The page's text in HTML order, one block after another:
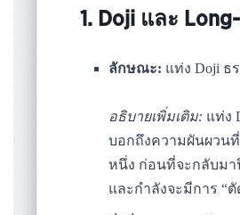
1. Doji และ
ลักษณะ: แท่ง Doji ธ
อธิบายเพิ่มเติม: แท่ง
บอกถึงความผันผวน
หนึ่ง ก่อนที่จะกลับม
และกำลังจะมีการ “